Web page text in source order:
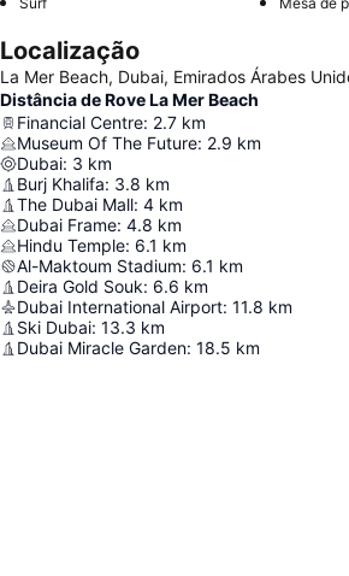
Localização
La Mer Beach, Dubai, Emirados Árabes
Distância de Rove La Mer Beach
Financial Centre: 2.7 km
Museum Of The Future: 2.9 km
Dubai: 3 km
Burj Khalifa: 3.8 km
The Dubai Mall: 4 km
Dubai Frame: 4.8 km
Hindu Temple: 6.1 km
Al-Maktoum Stadium: 6.1 km
Deira Gold Souk: 6.6 km
Dubai International Airport: 11.8 km
Ski Dubai: 13.3 km
Dubai Miracle Garden: 18.5 km